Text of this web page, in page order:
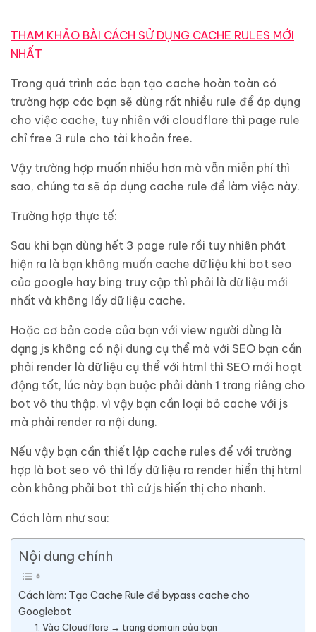
THAM KHẢO BÀI CÁCH SỬ DỤNG CACHE RULES MỚI
NHẤT
Trong quá trình các bạn tạo cache hoàn toàn có
trường hợp các bạn sẽ dùng rất nhiều rule để áp dụng
cho việc cache, tuy nhiên với cloudflare thì page rule
chỉ free 3 rule cho tài khoản free.
Vậy trường hợp muốn nhiều hơn mà vẫn miễn phí thì
sao, chúng ta sẽ áp dụng cache rule để làm việc này.
Trường hợp thực tế:
Sau khi bạn dùng hết 3 page rule rồi tuy nhiên phát
hiện ra là bạn không muốn cache dữ liệu khi bot seo
của google hay bing truy cập thì phải là dữ liệu mới
nhất và không lấy dữ liệu cache.
Hoặc cơ bản code của bạn với view người dùng là
dạng js không có nội dung cụ thể mà với SEO bạn cần
phải render là dữ liệu cụ thể với html thì SEO mới hoạt
động tốt, lúc này bạn buộc phải dành 1 trang riêng cho
bot vô thu thập. vì vậy bạn cần loại bỏ cache với js
mà phải render ra nội dung.
Nếu vậy bạn cần thiết lập cache rules để với trường
hợp là bot seo vô thì lấy dữ liệu ra render hiển thị html
còn không phải bot thì cứ js hiển thị cho nhanh.
Cách làm như sau:
Nội dung chính
Cách làm: Tạo Cache Rule để bypass cache cho
Googlebot
1. Vào Cloudflare → trang domain của bạn